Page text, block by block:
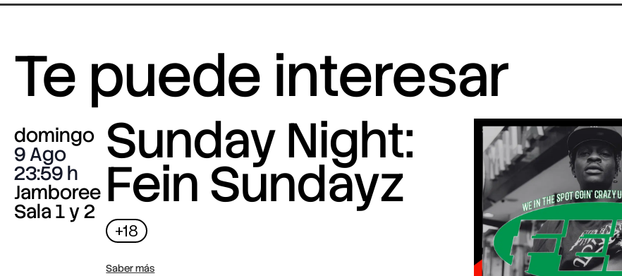
Te puede interesar
domingo
9 Ago
23:59
Jamboree
Sala 1 y 2
Sunday Night:
Fein Sundayz
+18
Saber más